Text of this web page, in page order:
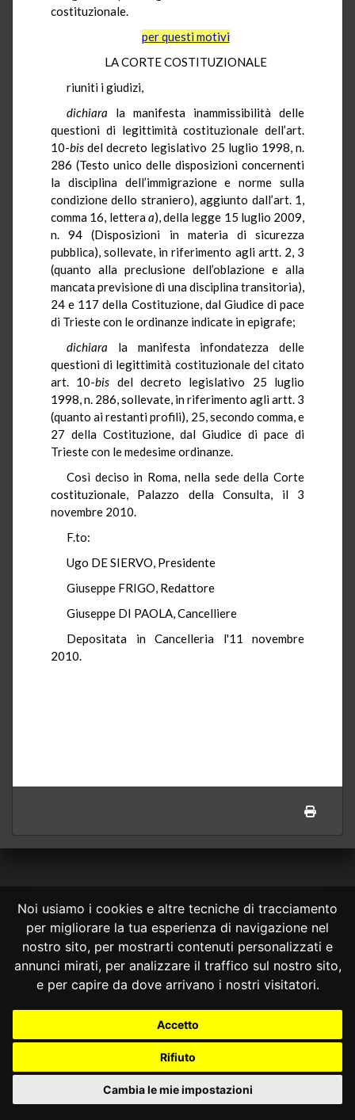
Noi usiamo i cookies e altre tecniche di tracciamento
per migliorare la tua esperienza di navigazione nel
nostro sito, per mostrarti contenuti personalizzati e
annunci mirati, per analizzare il traffico sul nostro sito,
e per capire da dove arrivano i nostri visitatori.
Accetto
Rifiuto
Cambia le mie impostazioni
costituzionale.
per questi motivi
LA CORTE COSTITUZIONALE
riuniti i giudizi,
dichiara la manifesta inammissibilità delle
questioni di legittimità costituzionale dell’art.
10-bis del decreto legislativo 25 luglio 1998, n.
286 (Testo unico delle disposizioni concernenti
la disciplina dell’immigrazione e norme sulla
condizione dello straniero), aggiunto dall’art. 1,
comma 16, letteraa), della legge 15 luglio 2009,
n. 94 (Disposizioni in materia di sicurezza
pubblica), sollevate, in riferimento agli artt. 2, 3
(quanto alla preclusione dell’oblazione e alla
mancata previsione di una disciplina transitoria),
24 e 117 della Costituzione, dal Giudice di pace
di Trieste con le ordinanze indicate in epigrafe;
dichiara la manifesta infondatezza delle
questioni di legittimità costituzionale del citato
art. 10-bis del decreto legislativo 25 luglio
1998, n. 286, sollevate, in riferimento agli artt. 3
(quanto ai restanti profili), 25, secondo comma, e
27 della Costituzione, dal Giudice di pace di
Trieste con le medesime ordinanze.
Così deciso in Roma, nella sede della Corte
costituzionale, Palazzo della Consulta, il 3
novembre 2010.
F.to:
Ugo DE SIERVO, Presidente
Giuseppe FRIGO, Redattore
Giuseppe DI PAOLA, Cancelliere
Depositata in Cancelleria l'11 novembre
2010.
CONSULTA ONLINE DAL 1995 -NOTE LEGALI
Consulta OnLine non ha prodotto e non è responsabile per i contenuti e
La consultazione di questi o del materiale contenuto nel sito non
costituisce una relazione di consulenza legale.
Nessuno deve confidare o agire in base alle informazioni disponibili in
info@giurcost.org| Giurisprudenza Costituzionale
Consulta OnLine| @giurcost